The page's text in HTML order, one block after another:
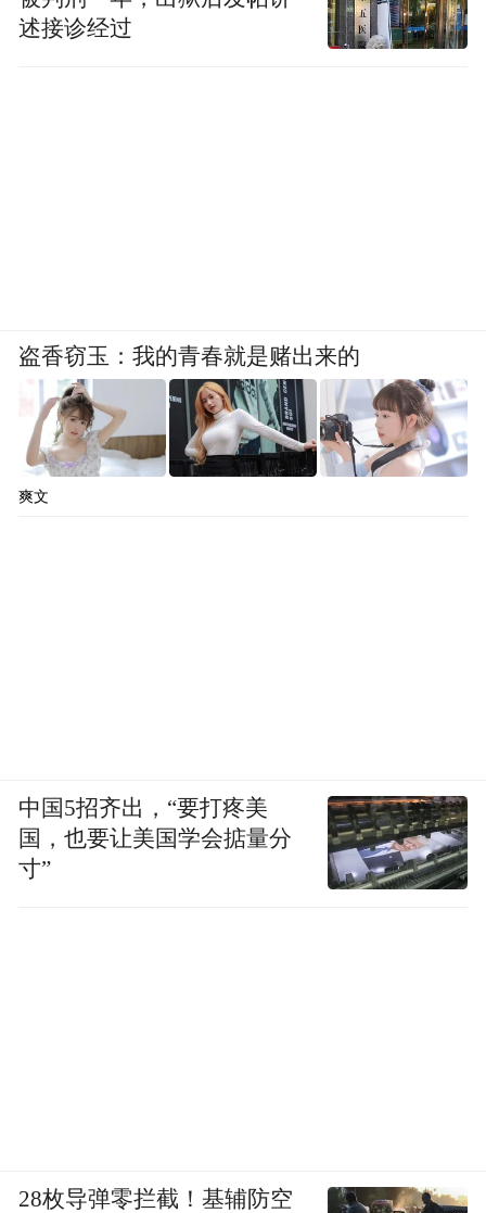
述接诊经过
盗香窃玉：我的青春就是赌出来的
爽文
中国5招齐出，“要打疼美
国，也要让美国学会掂量分
寸”
28枚导弹零拦截！基辅防空